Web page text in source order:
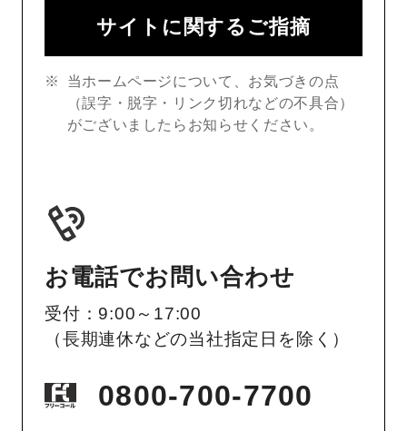
サイトに関するご指摘
当ホームページについて、お気づきの点
（誤字・脱字・リンク切れなどの不具合）
がございましたらお知らせください。
お電話でお問い合わせ
受付：9:00～17:00
（長期連休などの当社指定日を除く）
0800-700-7700